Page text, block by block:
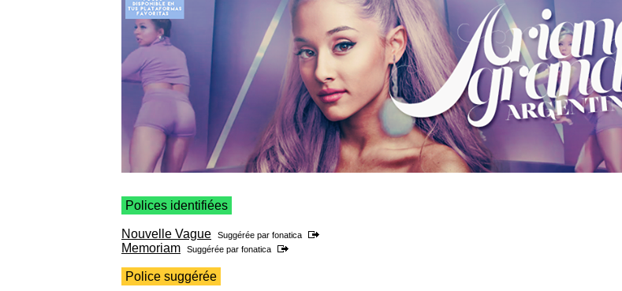
Polices identifiées
Nouvelle Vague Suggérée par fonatica
Memoriam Suggérée par fonatica
Police suggérée